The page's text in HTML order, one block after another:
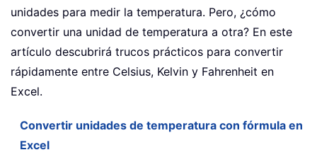
unidades para medir la temperatura. Pero, ¿cómo
convertir una unidad de temperatura a otra? En este
artículo descubrirá trucos prácticos para convertir
rápidamente entre Celsius, Kelvin y Fahrenheit en
Excel.
Convertir unidades de temperatura con fórmula en
Excel